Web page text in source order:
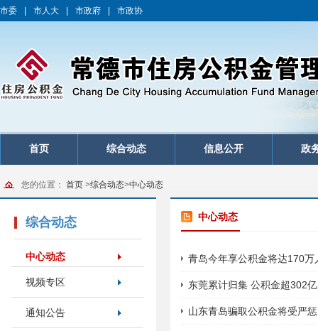
市委 市人大 市政府 市政协
首页 综合动态 信息公开 政
您的位置： 首页 >综合动态>中心动态
综合动态
中心动态
视频专区
通知公告
中心动态
青岛今年享公积金将达170
东莞累计归集 公积金超302亿
山东青岛骗取公积金将受严